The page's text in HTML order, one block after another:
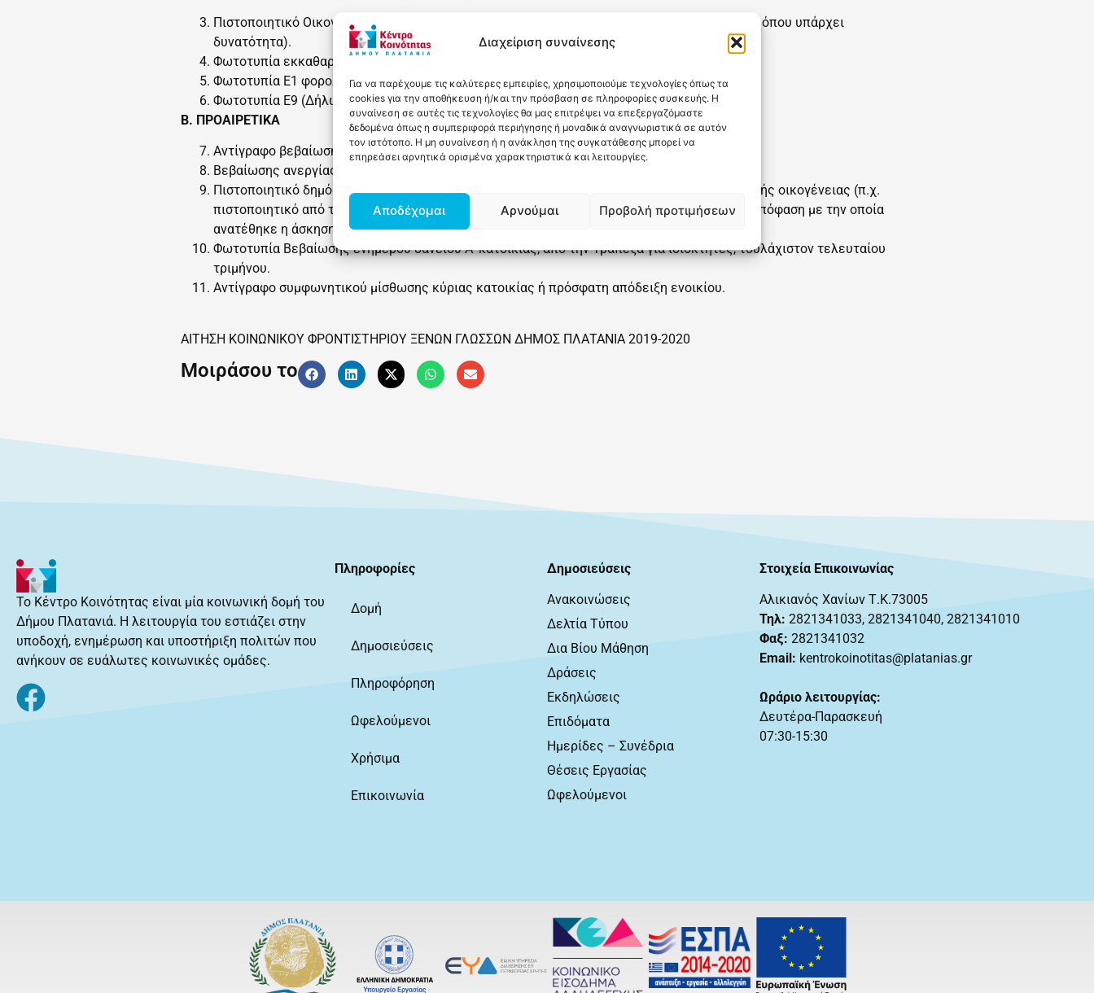
Διαχείριση συναίνεσης
Για να παρέχουμε τις καλύτερες εμπειρίες, χρησιμοποιούμε τεχνολογίες όπως τα
cookies για την αποθήκευση ή/και την πρόσβαση σε πληροφορίες συσκευής. Η
συναίνεση σε αυτές τις τεχνολογίες θα μας επιτρέψει να επεξεργαζόμαστε
δεδομένα όπως η συμπεριφορά περιήγησης ή μοναδικά αναγνωριστικά σε αυτόν
τον ιστότοπο. Η μη συναίνεση ή η ανάκληση της συγκατάθεσης μπορεί να
επηρεάσει αρνητικά ορισμένα χαρακτηριστικά και λειτουργίες.
Αποδέχομαι Αρνούμαι Προβολή προτιμήσεων
Πιστοποιητικό Οικογενειακής Κατάστασης (Θα αναζητηθεί αυτεπάγγελτα από την Υπηρεσία όπου υπάρχει
δυνατότητα).
Φωτοτυπία εκκαθαριστικού σημειώματος φορολογικού έτους 2018.
Φωτοτυπία Ε1 φορολογικού έτους 2018 (Φορολογική δήλωση).
Φωτοτυπία Ε9 (Δήλωση Στοιχείων Ακινήτων).
Β. ΠΡΟΑΙΡΕΤΙΚΑ
Αντίγραφο βεβαίωσης επιτροπής περί αναπηρίας με αναγραφόμενο το ποσοστό αναπηρίας.
Βεβαίωσης ανεργίας αιτούντα ή/και συζύγου (με αναγραφόμενη τη διάρκεια ανεργίας).
Πιστοποιητικό δημόσιας αρχής από το οποίο να προκύπτει η ιδιότητα του γονέα μονογονεϊκής οικογένειας (π.χ.
πιστοποιητικό από το οποίο να προκύπτει η κατάσταση χηρείας του μονογονέα, δικαστική απόφαση με την οποία
ανατέθηκε η άσκηση της γονικής μέριμνας σε ένα μόνο γονέα κ.λπ.).
Φωτοτυπία Βεβαίωσης ενήμερου δανείου Α’ κατοικίας, από την Τράπεζα για ιδιοκτήτες, τουλάχιστον τελευταίου
τριμήνου.
Αντίγραφο συμφωνητικού μίσθωσης κύριας κατοικίας ή πρόσφατη απόδειξη ενοικίου.
ΑΙΤΗΣΗ ΚΟΙΝΩΝΙΚΟΥ ΦΡΟΝΤΙΣΤΗΡΙΟΥ ΞΕΝΩΝ ΓΛΩΣΣΩΝ ΔΗΜΟΣ ΠΛΑΤΑΝΙΑ 2019-2020
Μοιράσου το
Το Κέντρο Κοινότητας είναι μία κοινωνική δομή του
Δήμου Πλατανιά. Η λειτουργία του εστιάζει στην
υποδοχή, ενημέρωση και υποστήριξη πολιτών που
ανήκουν σε ευάλωτες κοινωνικές ομάδες.
Πληροφορίες
Δομή
Δημοσιεύσεις
Πληροφόρηση
Ωφελούμενοι
Χρήσιμα
Επικοινωνία
Δημοσιεύσεις
Ανακοινώσεις
Δελτία Τύπου
Δια Βίου Μάθηση
Δράσεις
Εκδηλώσεις
Επιδόματα
Ημερίδες – Συνέδρια
Θέσεις Εργασίας
Ωφελούμενοι
Στοιχεία Επικοινωνίας
Αλικιανός Χανίων Τ.Κ.73005
Τηλ: 2821341033, 2821341040, 2821341010
Φαξ: 2821341032
Email: kentrokoinotitas@platanias.gr
Ωράριο λειτουργίας:
Δευτέρα-Παρασκευή
07:30-15:30